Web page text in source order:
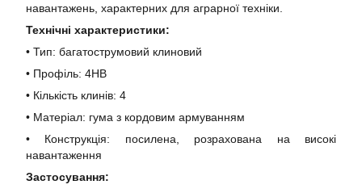
навантажень, характерних для аграрної техніки.
Технічні характеристики:
• Тип: багатострумовий клиновий
• Профіль: 4HB
• Кількість клинів: 4
• Матеріал: гума з кордовим армуванням
• Конструкція: посилена, розрахована на високі
навантаження
Застосування: